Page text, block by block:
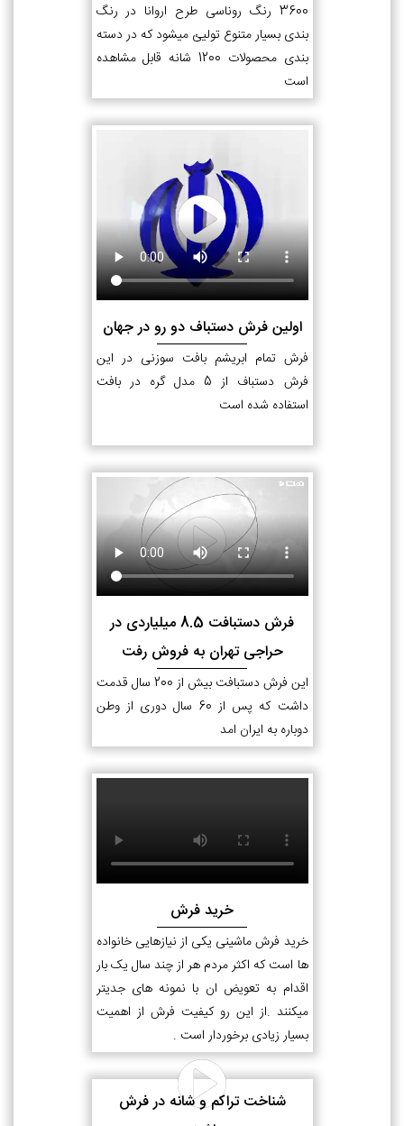
3600 رنگ روناسی طرح اروانا در رنگ
بندی بسیار متنوع تولیئ میشود که در دسته
بندی محصولات 1200 شانه قابل مشاهده
است
اولین فرش دستباف دو رو در جهان
فرش تمام ابریشم بافت سوزنی در این
فرش دستباف از 5 مدل گره در بافت
استفاده شده است
فرش دستبافت 8.5 میلیاردی در
حراجی تهران به فروش رفت
این فرش دستبافت بیش از 200 سال قدمت
داشت که پس از 60 سال دوری از وطن
دوباره به ایران امد
خرید فرش
خرید فرش ماشینی یکی از نیازهایی خانواده
ها است که اکثر مردم هر از چند سال یک بار
اقدام به تعویض ان با نمونه های جدیتر
میکنند .از این رو کیفیت فرش از اهمیت
بسیار زیادی برخوردار است .
شناخت تراکم و شانه در فرش